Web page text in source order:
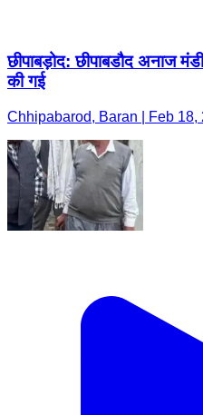
छीपाबड़ोद: छीपाबडौद अनाज
की गई
Chhipabarod, Baran | Feb 18,